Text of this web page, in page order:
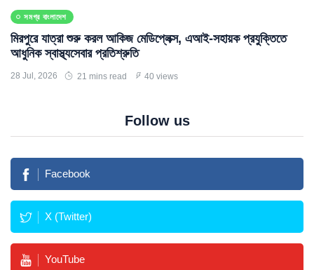
সমগ্র বাংলাদেশ
মিরপুরে যাত্রা শুরু করল আকিজ মেডিপ্লেক্স, এআই-সহায়ক প্রযুক্তিতে
আধুনিক স্বাস্থ্যসেবার প্রতিশ্রুতি
28 Jul, 2026 21 mins read 40 views
Follow us
Facebook
X (Twitter)
YouTube